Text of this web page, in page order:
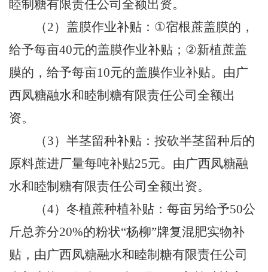
睦制糖有限责任公司全额出资。
（2）盖膜作业补贴： ①宿根蔗盖膜的，
给予每亩40元的盖膜作业补贴； ②新植蔗盖
膜的，给予每亩10元的盖膜作业补贴。由广
西凤糖融水和睦制糖有限责任公司全额出
资。
（3）半茎留种补贴：按砍半茎留种后的
原料蔗进厂量每吨补贴25元。由广西凤糖融
水和睦制糖有限责任公司全额出资。
（4）冬植蔗种植补贴：每亩另给予50公
斤总养分20%的粉状“杨柳”牌复混肥实物补
贴，由广西凤糖融水和睦制糖有限责任公司